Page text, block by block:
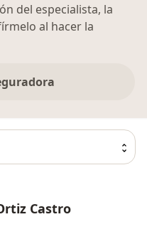
del especialista, la
al hacer la
Castro